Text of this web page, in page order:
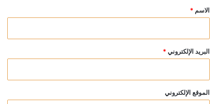
*
الاسم *
البريد الإلكتروني *
الموقع الإلكتروني